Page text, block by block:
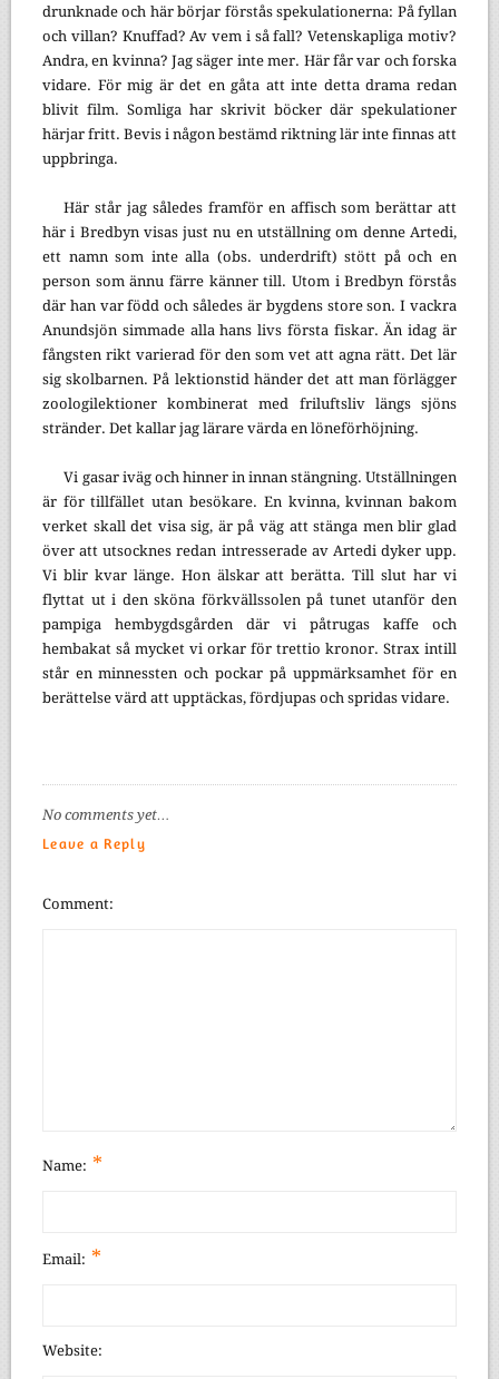
drunknade och här börjar förstås spekulationerna: På fyllan
och villan? Knuffad? Av vem i så fall? Vetenskapliga motiv?
Andra, en kvinna? Jag säger inte mer. Här får var och forska
vidare. För mig är det en gåta att inte detta drama redan
blivit film. Somliga har skrivit böcker där spekulationer
härjar fritt. Bevis i någon bestämd riktning lär inte finnas att
uppbringa.
Här står jag således framför en affisch som berättar att
här i Bredbyn visas just nu en utställning om denne Artedi,
ett namn som inte alla (obs. underdrift) stött på och en
person som ännu färre känner till. Utom i Bredbyn förstås
där han var född och således är bygdens store son. I vackra
Anundsjön simmade alla hans livs första fiskar. Än idag är
fångsten rikt varierad för den som vet att agna rätt. Det lär
sig skolbarnen. På lektionstid händer det att man förlägger
zoologilektioner kombinerat med friluftsliv längs sjöns
stränder. Det kallar jag lärare värda en löneförhöjning.
Vi gasar iväg och hinner in innan stängning. Utställningen
är för tillfället utan besökare. En kvinna, kvinnan bakom
verket skall det visa sig, är på väg att stänga men blir glad
över att utsocknes redan intresserade av Artedi dyker upp.
Vi blir kvar länge. Hon älskar att berätta. Till slut har vi
flyttat ut i den sköna förkvällssolen på tunet utanför den
pampiga hembygdsgården där vi påtrugas kaffe och
hembakat så mycket vi orkar för trettio kronor. Strax intill
står en minnessten och pockar på uppmärksamhet för en
berättelse värd att upptäckas, fördjupas och spridas vidare.
No comments yet…
Leave a Reply
Comment
Name: *
Email: *
Website: